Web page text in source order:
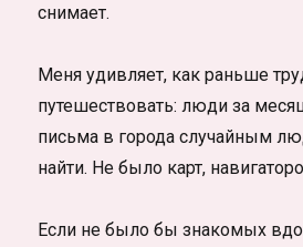
снимает.
Меня удивляет, как раньше
путешествовать: люди за
письма в города случайным
найти. Не было карт,
Если не было бы знакомых